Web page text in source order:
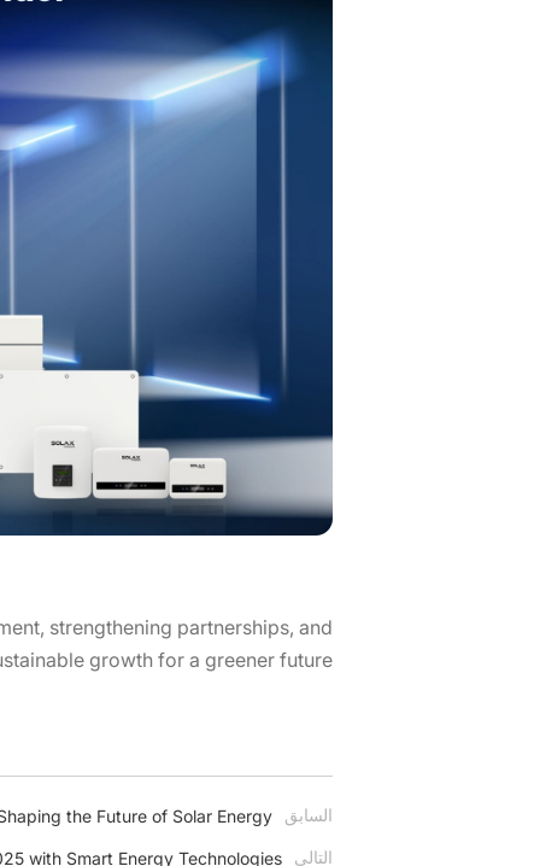
strengthening partnerships, and
growth for a greener future.
السابق
the Future of Solar Energy
التالي
with Smart Energy Technologies